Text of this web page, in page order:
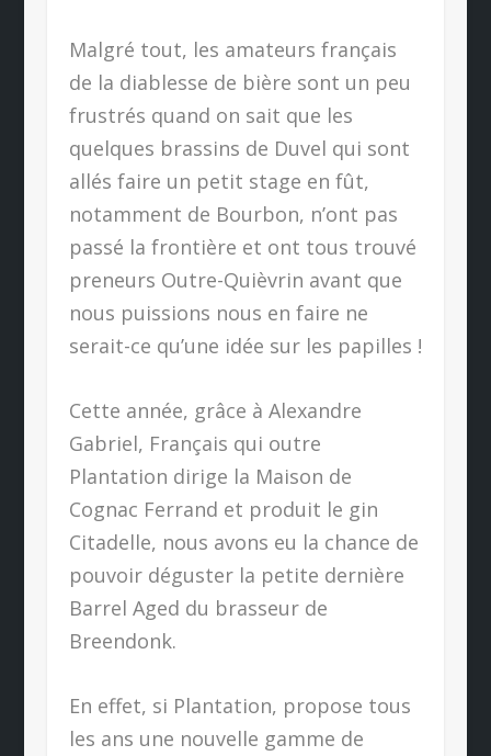
Malgré tout, les amateurs français
de la diablesse de bière sont un peu
frustrés quand on sait que les
quelques brassins de Duvel qui sont
allés faire un petit stage en fût,
notamment de Bourbon, n’ont pas
passé la frontière et ont tous trouvé
preneurs Outre-Quièvrin avant que
nous puissions nous en faire ne
serait-ce qu’une idée sur les papilles !
Cette année, grâce à Alexandre
Gabriel, Français qui outre
Plantation dirige la Maison de
Cognac Ferrand et produit le gin
Citadelle, nous avons eu la chance de
pouvoir déguster la petite dernière
Barrel Aged du brasseur de
Breendonk.
En effet, si Plantation, propose tous
les ans une nouvelle gamme de